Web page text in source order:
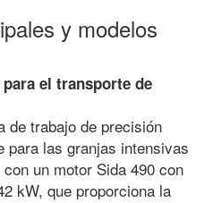
y modelos
el transporte de
de trabajo de precisión
para las granjas intensivas
un motor Sida 490 con
kW, que proporciona la